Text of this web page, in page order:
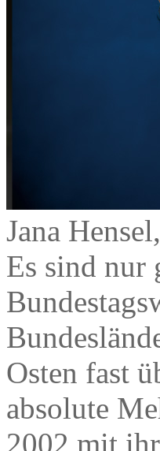
Jana
Es sind nur
Osten fast
absolute
2002 mit